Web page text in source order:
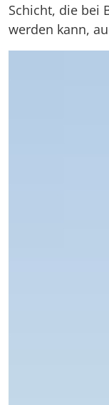
Schicht, die bei
werden kann,